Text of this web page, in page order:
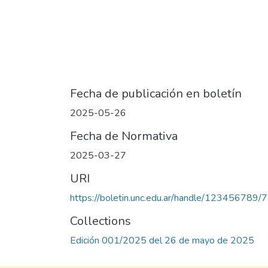
Fecha de publicación en boletín
2025-05-26
Fecha de Normativa
2025-03-27
URI
https://boletin.unc.edu.ar/handle/123456789/
Collections
Edición 001/2025 del 26 de mayo de 2025